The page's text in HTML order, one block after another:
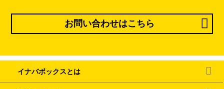
お問い合わせはこちら
イナバボックスとは